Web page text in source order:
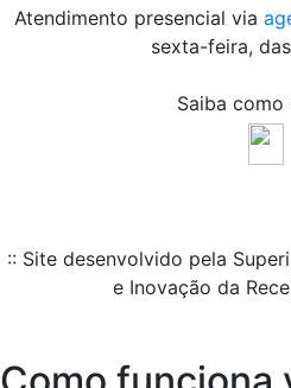
Atendimento presencial via
sexta-feira,
Saiba como
:: Site desenvolvido pela
e Inovação da